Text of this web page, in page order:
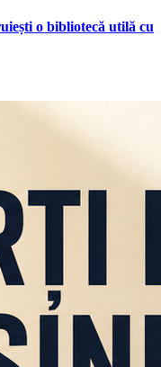
o bibliotecă utilă cu